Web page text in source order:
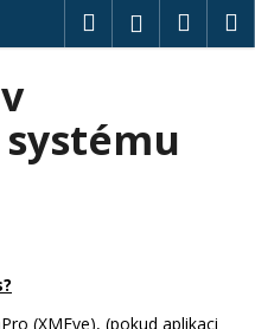
HledatPřihlášení
(XMEye), (pokud aplikaci